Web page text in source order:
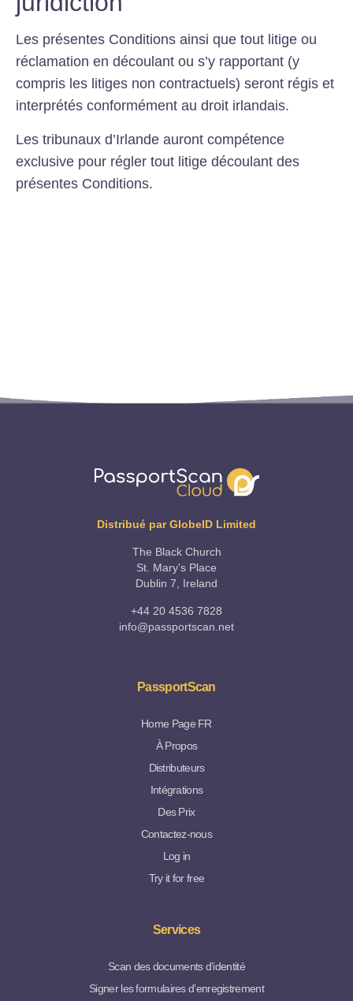
Les présentes Conditions ainsi que tout litige ou
réclamation en découlant ou s’y rapportant (y
compris les litiges non contractuels) seront régis et
interprétés conformément au droit irlandais.
Les tribunaux d’Irlande auront compétence
exclusive pour régler tout litige découlant des
présentes Conditions.
Distribué par GlobeID Limited
The Black Church
St. Mary's Place
Dublin 7, Ireland
+44 20 4536 7828
info@passportscan.net
PassportScan
Home Page FR
À Propos
Distributeurs
Intégrations
Des Prix
Contactez-nous
Log in
Try it for free
Services
Scan des documents d’identité
Signer les formulaires d’enregistrement